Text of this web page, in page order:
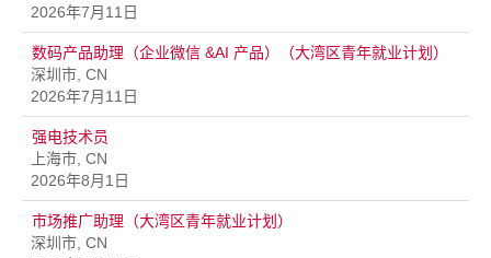
2026年7月11日
数码产品助理（企业微信 &AI 产品）（大湾区青年就业计划）
深圳市, CN
2026年7月11日
强电技术员
上海市, CN
2026年8月1日
市场推广助理（大湾区青年就业计划）
深圳市, CN